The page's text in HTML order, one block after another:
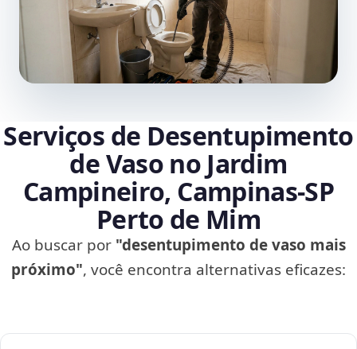
Serviços de Desentupimento
de Vaso no Jardim
Campineiro, Campinas‑SP
Perto de Mim
Ao buscar por "desentupimento de vaso mais
próximo", você encontra alternativas eficazes: